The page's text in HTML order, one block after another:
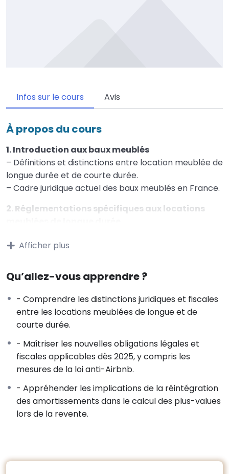
Infos sur le cours Avis
À propos du cours
1. Introduction aux baux meublés
– Définitions et distinctions entre location meublée de
longue durée et de courte durée.
– Cadre juridique actuel des baux meublés en France.
2. Réglementations spécifiques aux locations
autres spécificités contractuelles.
longue durée par rapport à la location nue.
– Obligations fiscales et choix du régime d’imposition
(Micro-BIC vs. régime réel).
3. Réglementations spécifiques aux locations
meublées de courte durée
– Obligations déclaratives et administratives pour les
locations saisonnières.
– Réglementations locales et nationales, y compris
les restrictions imposées par certaines municipalités.
– Impact de la loi Anti Air Bnb sur les locations de
courte durée
des plus-values lors de la revente :
Afficher plus
Qu’allez-vous apprendre ?
- Comprendre les distinctions juridiques et fiscales
entre les locations meublées de longue et de
courte durée.
- Maîtriser les nouvelles obligations légales et
fiscales applicables dès 2025, y compris les
mesures de la loi anti-Airbnb.
- Appréhender les implications de la réintégration
des amortissements dans le calcul des plus-values
lors de la revente.